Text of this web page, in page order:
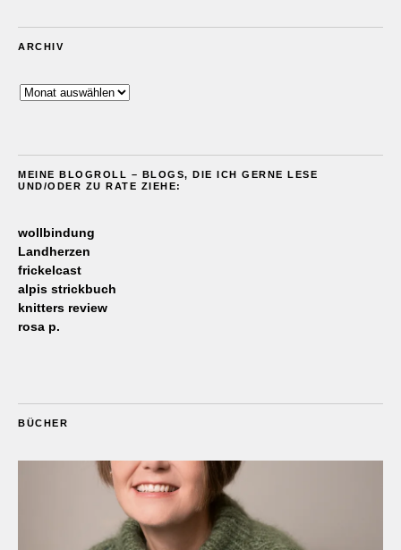
ARCHIV
Archiv
MEINE BLOGROLL – BLOGS, DIE ICH GERNE LESE
UND/ODER ZU RATE ZIEHE:
wollbindung
Landherzen
frickelcast
alpis strickbuch
knitters review
rosa p.
BÜCHER